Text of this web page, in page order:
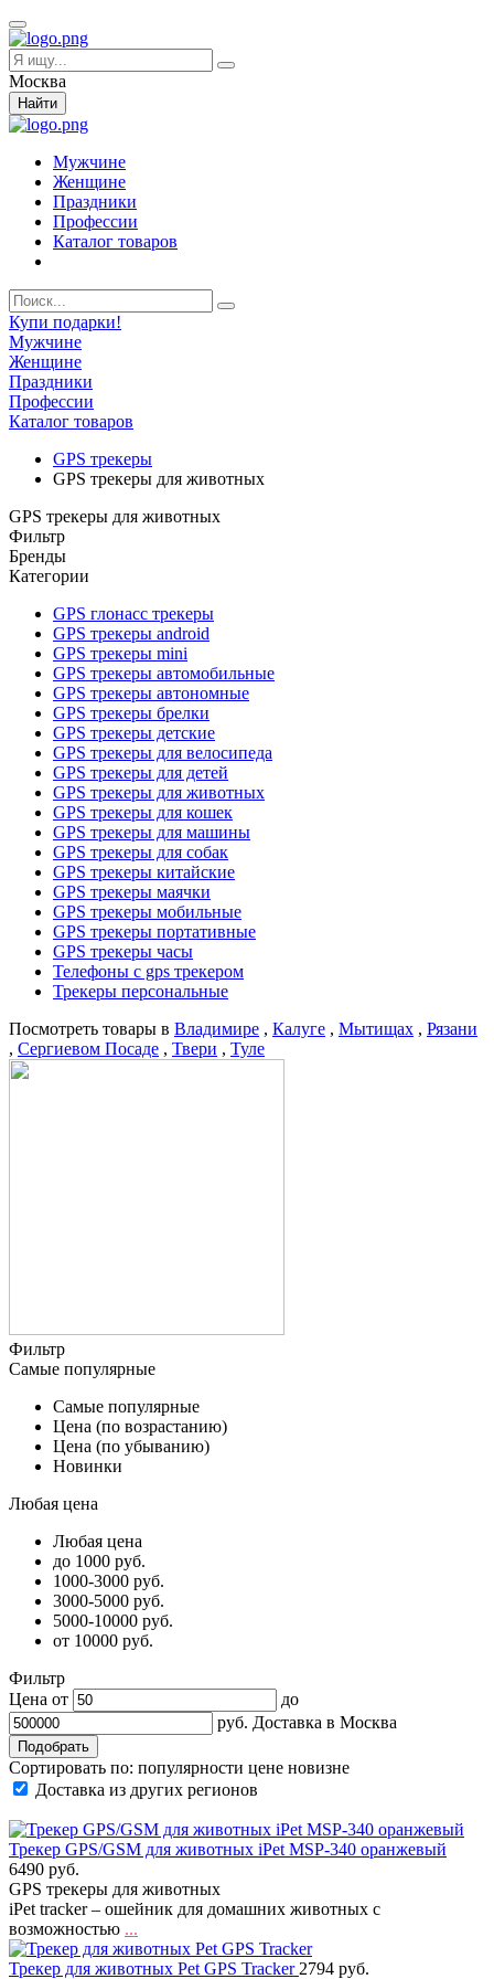
Москва
Найти
Мужчине
Женщине
Праздники
Профессии
Каталог товаров
Купи подарки!
Мужчине
Женщине
Праздники
Профессии
Каталог товаров
GPS трекеры
GPS трекеры для животных
GPS трекеры для животных
Фильтр
Бренды
Категории
GPS глонасс трекеры
GPS трекеры android
GPS трекеры mini
GPS трекеры автомобильные
GPS трекеры автономные
GPS трекеры брелки
GPS трекеры детские
GPS трекеры для велосипеда
GPS трекеры для детей
GPS трекеры для животных
GPS трекеры для кошек
GPS трекеры для машины
GPS трекеры для собак
GPS трекеры китайские
GPS трекеры маячки
GPS трекеры мобильные
GPS трекеры портативные
GPS трекеры часы
Телефоны с gps трекером
Трекеры персональные
Посмотреть товары в Владимире , Калуге , Мытищах , Рязани
, Сергиевом Посаде , Твери , Туле
Фильтр
Самые популярные
Самые популярные
Цена (по возрастанию)
Цена (по убыванию)
Новинки
Любая цена
Любая цена
до 1000 руб.
1000-3000 руб.
3000-5000 руб.
5000-10000 руб.
от 10000 руб.
Фильтр
Цена от
до
руб. Доставка в Москва
Сортировать по: популярности цене новизне
Доставка из других регионов
Трекер GPS/GSM для животных iPet MSP-340 оранжевый
6490 руб.
GPS трекеры для животных
iPet tracker – ошейник для домашних животных с
возможностью ...
Трекер для животных Pet GPS Tracker 2794 руб.